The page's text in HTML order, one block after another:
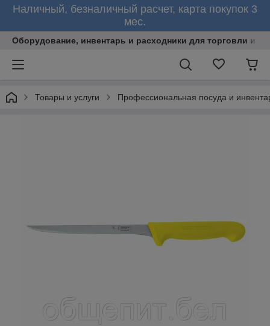
Наличный, безналичный расчет, карта покупок 3
мес.
Оборудование, инвентарь и расходники для торговли и
Товары и услуги Профессиональная посуда и